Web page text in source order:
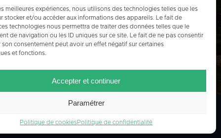
meilleures expériences, nous utilisons des technologies telles que les
stocker et/ou accéder aux informations des appareils. Le fait de
technologies nous permettra de traiter des données telles que le
de navigation ou les ID uniques sur ce site. Le fait de ne pas consentir
son consentement peut avoir un effet négatif sur certaines
et fonctions.
Accepter et continuer
Paramétrer
Politique de cookiesPolitique de confidentialité
Tout l'agenda